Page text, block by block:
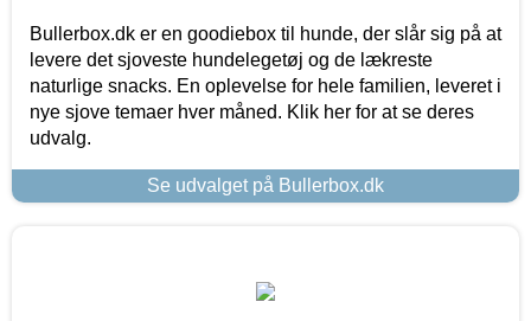
Bullerbox.dk er en goodiebox til hunde, der slår sig på at
levere det sjoveste hundelegetøj og de lækreste
naturlige snacks. En oplevelse for hele familien, leveret i
nye sjove temaer hver måned. Klik her for at se deres
udvalg.
Se udvalget på Bullerbox.dk